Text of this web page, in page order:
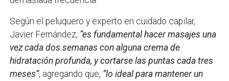
Según el peluquero y experto en cuidado capilar,
Javier Fernández, “es fundamental hacer masajes una
vez cada dos semanas con alguna crema de
hidratación profunda, y cortarse las puntas cada tres
meses”, agregando que, “lo ideal para mantener un